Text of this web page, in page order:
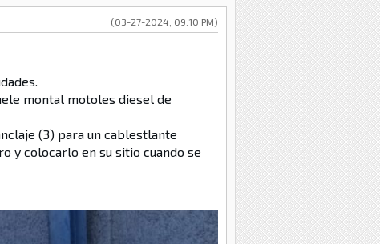
(03-27-2024, 09:10 PM)
montal motoles diesel de
(3) para un cablestlante
y colocarlo en su sitio cuando se